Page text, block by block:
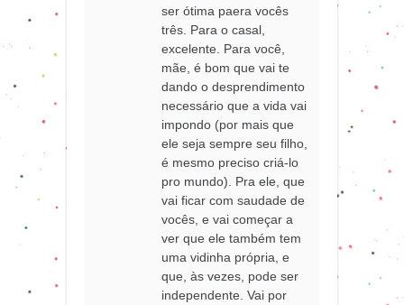
ser ótima paera vocês
três. Para o casal,
excelente. Para você,
mãe, é bom que vai te
dando o desprendimento
necessário que a vida vai
impondo (por mais que
ele seja sempre seu filho,
é mesmo preciso criá-lo
pro mundo). Pra ele, que
vai ficar com saudade de
vocês, e vai começar a
ver que ele também tem
uma vidinha própria, e
que, às vezes, pode ser
independente. Vai por